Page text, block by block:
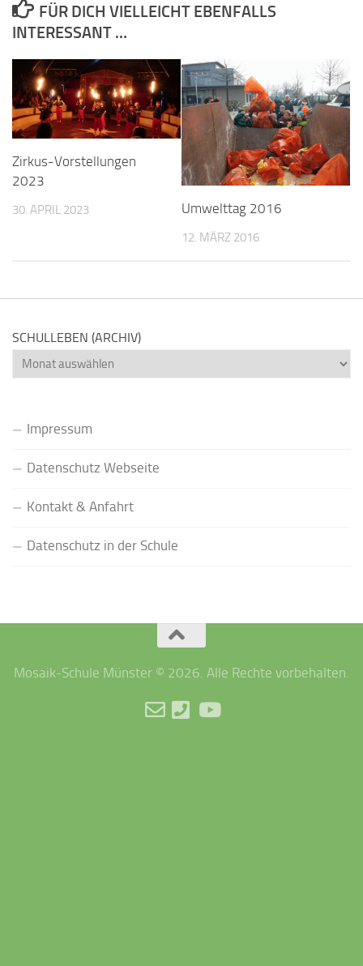
FÜR DICH VIELLEICHT EBENFALLS
INTERESSANT …
Zirkus-Vorstellungen
2023
30. APRIL 2023 Umwelttag 2016
12. MÄRZ 2016
SCHULLEBEN (ARCHIV)
Schulleben
(Archiv)
Impressum
Datenschutz Webseite
Kontakt & Anfahrt
Datenschutz in der Schule
Mosaik-Schule Münster © 2026. Alle Rechte vorbehalten.